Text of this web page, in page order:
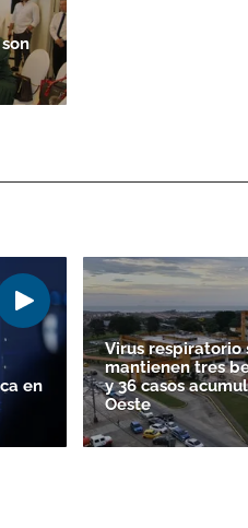
en
Virus respiratorio
mantienen tres
y 36 casos
Oeste